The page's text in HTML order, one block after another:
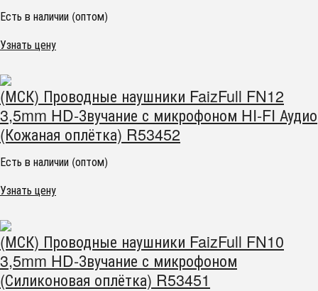
Есть в наличии (оптом)
Узнать цену
(МСК) Проводные наушники FaizFull FN12
3,5mm HD-Звучание с микрофоном HI-FI Аудио
(Кожаная оплётка) R53452
Есть в наличии (оптом)
Узнать цену
(МСК) Проводные наушники FaizFull FN10
3,5mm HD-Звучание с микрофоном
(Силиконовая оплётка) R53451